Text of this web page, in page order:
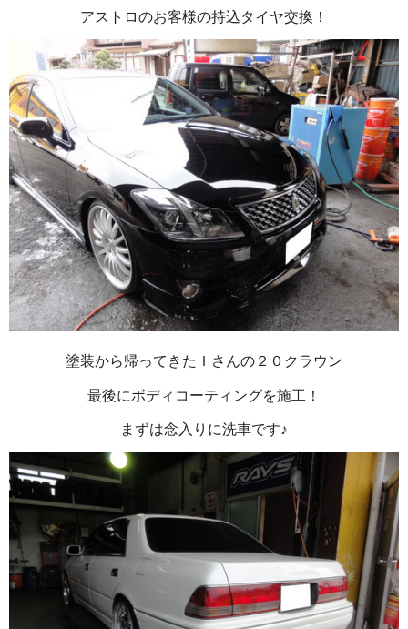
アストロのお客様の持込タイヤ交換！
塗装から帰ってきたＩさんの２０クラウン
最後にボディコーティングを施工！
まずは念入りに洗車です♪